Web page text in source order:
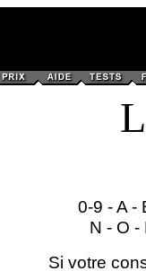
0-9 -A -
N - O -
Si votre